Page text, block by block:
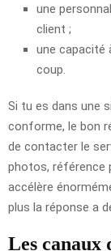
une
client ;
une capacité
coup.
Si tu es dans une
conforme, le bon
de contacter le
photos, référence
accélère
plus la réponse a
Les canaux